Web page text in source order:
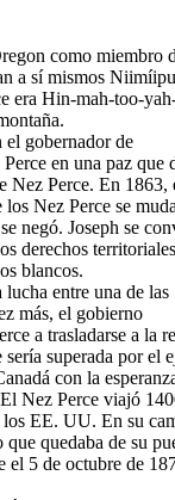
como miembro
a sí mismos
era Hin-mah-too-
el gobernador de
en una paz que
Nez Perce. En 1863,
Nez Perce se
negó. Joseph se
derechos
blancos.
entre una de las
más, el gobierno
a trasladarse a la
superada por el
con la
Nez Perce viajó
EE. UU. En su
quedaba de su
el 5 de octubre de